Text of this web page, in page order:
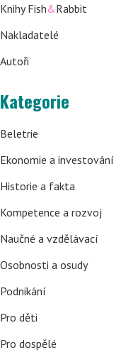
Knihy Fish&Rabbit
Nakladatelé
Autoři
Kategorie
Beletrie
Ekonomie a investování
Historie a fakta
Kompetence a rozvoj
Naučné a vzdělávací
Osobnosti a osudy
Podnikání
Pro děti
Pro dospělé